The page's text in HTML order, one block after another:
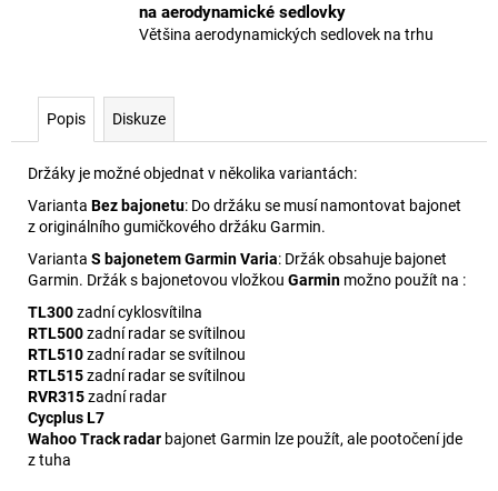
na aerodynamické sedlovky
Většina aerodynamických sedlovek na trhu
Popis Diskuze
Držáky je možné objednat v několika variantách:
Varianta Bez bajonetu: Do držáku se musí namontovat bajonet
z originálního gumičkového držáku Garmin.
Varianta S bajonetem Garmin Varia: Držák obsahuje bajonet
Garmin. Držák s bajonetovou vložkou Garmin možno použít na :
TL300zadní cyklosvítilna
RTL500zadní radar se svítilnou
RTL510zadní radar se svítilnou
RTL515zadní radar se svítilnou
RVR315zadní radar
Cycplus L7
Wahoo Track radar bajonet Garmin lze použít, ale pootočení jde
z tuha